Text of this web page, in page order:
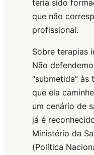
teria sido
que não
profissional.
Sobre terapias
Não
“submetida”
que ela
um cenário de
já é
Ministério da
(Política